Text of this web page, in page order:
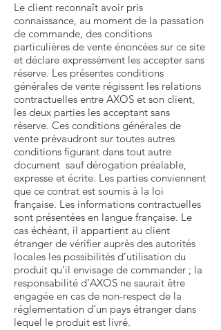
Le client reconnaît avoir pris
connaissance, au moment de la passation
de commande, des conditions
particulières de vente énoncées sur ce site
et déclare expressément les accepter sans
réserve. Les présentes conditions
générales de vente régissent les relations
contractuelles entre AXOS et son client,
les deux parties les acceptant sans
réserve. Ces conditions générales de
vente prévaudront sur toutes autres
conditions figurant dans tout autre
document sauf dérogation préalable,
expresse et écrite. Les parties conviennent
que ce contrat est soumis à la loi
française. Les informations contractuelles
sont présentées en langue française. Le
cas échéant, il appartient au client
étranger de vérifier auprès des autorités
locales les possibilités d’utilisation du
produit qu’il envisage de commander ; la
responsabilité d’AXOS ne saurait être
engagée en cas de non-respect de la
réglementation d’un pays étranger dans
lequel le produit est livré.